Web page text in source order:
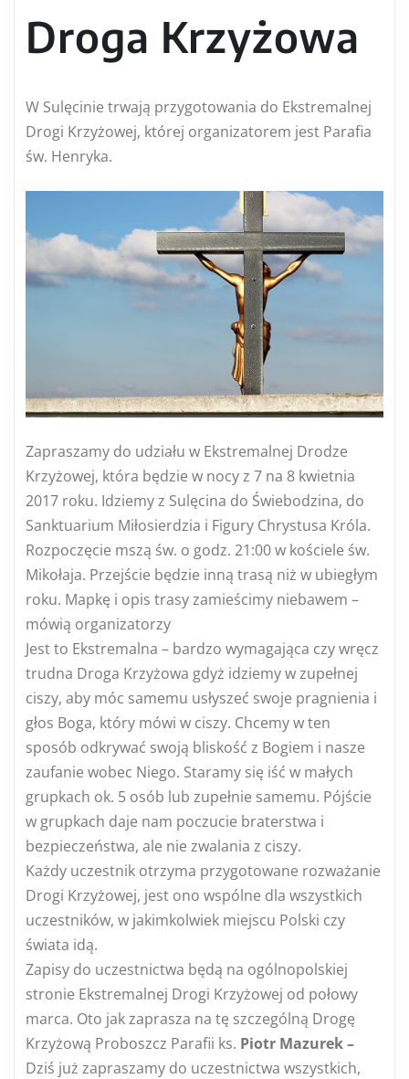
Droga Krzyżowa
W Sulęcinie trwają przygotowania do Ekstremalnej
Drogi Krzyżowej, której organizatorem jest Parafia
św. Henryka.
Zapraszamy do udziału w Ekstremalnej Drodze
Krzyżowej, która będzie w nocy z 7 na 8 kwietnia
2017 roku. Idziemy z Sulęcina do Świebodzina, do
Sanktuarium Miłosierdzia i Figury Chrystusa Króla.
Rozpoczęcie mszą św. o godz. 21:00 w kościele św.
Mikołaja. Przejście będzie inną trasą niż w ubiegłym
roku. Mapkę i opis trasy zamieścimy niebawem –
mówią organizatorzy
Jest to Ekstremalna – bardzo wymagająca czy wręcz
trudna Droga Krzyżowa gdyż idziemy w zupełnej
ciszy, aby móc samemu usłyszeć swoje pragnienia i
głos Boga, który mówi w ciszy. Chcemy w ten
sposób odkrywać swoją bliskość z Bogiem i nasze
zaufanie wobec Niego. Staramy się iść w małych
grupkach ok. 5 osób lub zupełnie samemu. Pójście
w grupkach daje nam poczucie braterstwa i
bezpieczeństwa, ale nie zwalania z ciszy.
Każdy uczestnik otrzyma przygotowane rozważanie
Drogi Krzyżowej, jest ono wspólne dla wszystkich
uczestników, w jakimkolwiek miejscu Polski czy
świata idą.
Zapisy do uczestnictwa będą na ogólnopolskiej
stronie Ekstremalnej Drogi Krzyżowej od połowy
marca. Oto jak zaprasza na tę szczególną Drogę
Krzyżową Proboszcz Parafii ks. Piotr Mazurek –
Dziś już zapraszamy do uczestnictwa wszystkich,